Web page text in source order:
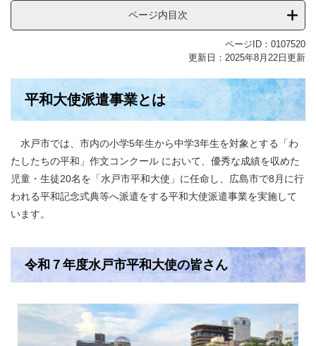
ページ内目次
ページID：0107520
更新日：2025年8月22日更新
平和大使派遣事業とは
水戸市では、市内の小学5年生から中学3年生を対象とする「わ
たしたちの平和」作文コンクール において、優秀な成績を収めた
児童・生徒20名を「水戸市平和大使」に任命し、広島市で8月に行
われる平和記念式典等へ派遣をする平和大使派遣事業を実施して
います。
令和７年度水戸市平和大使の皆さん